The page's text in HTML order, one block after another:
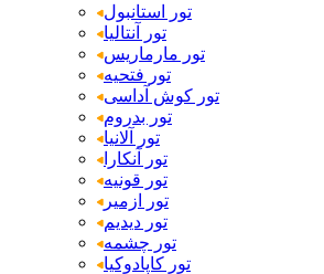
تور استانبول
تور آنتالیا
تور مارماریس
تور فتحیه
تور کوش آداسی
تور بدروم
تور آلانیا
تور آنکارا
تور قونیه
تور ازمیر
تور دیدیم
تور چشمه
تور کاپادوکیا